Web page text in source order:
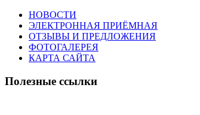
НОВОСТИ
ЭЛЕКТРОННАЯ ПРИЁМНАЯ
ОТЗЫВЫ И ПРЕДЛОЖЕНИЯ
ФОТОГАЛЕРЕЯ
КАРТА САЙТА
Полезные ссылки